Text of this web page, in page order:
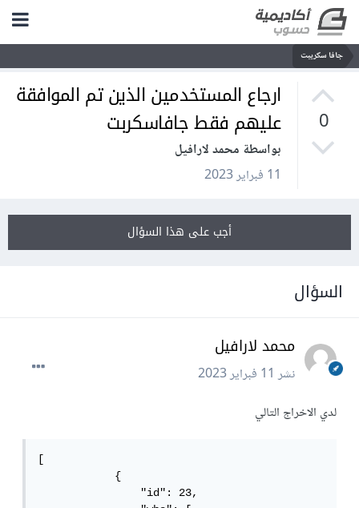
جافا سكريبت
0
ارجاع المستخدمين الذين تم الموافقة
عليهم فقط جافاسكربت
بواسطة محمد لارافيل
11 فبراير 2023
أجب على هذا السؤال
السؤال
محمد لارافيل
نشر11 فبراير 2023
لدي الاخراج التالي
[
            {
                "id": 23,